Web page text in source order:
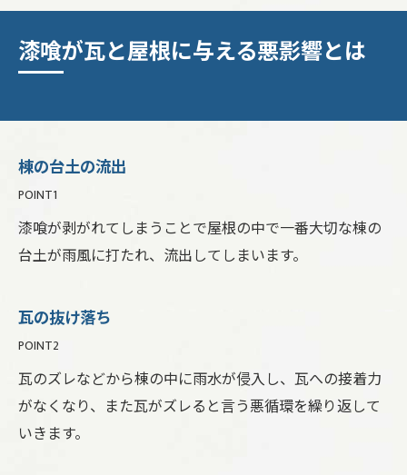
漆喰が瓦と屋根に与える悪影響とは
棟の台土の流出
POINT1
漆喰が剥がれてしまうことで屋根の中で一番大切な棟の
台土が雨風に打たれ、流出してしまいます。
瓦の抜け落ち
POINT2
瓦のズレなどから棟の中に雨水が侵入し、瓦への接着力
がなくなり、また瓦がズレると言う悪循環を繰り返して
いきます。